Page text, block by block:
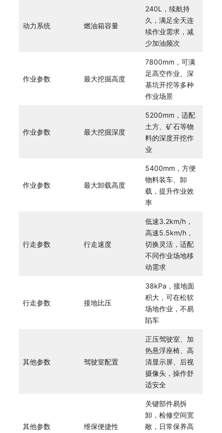
动力系统 燃油箱容量
240L，续航持
久，满足全天连
续作业需求，减
少加油频次
作业参数 最大挖掘高度
7800mm，可满
足高空作业、深
基坑开挖等多种
作业场景
作业参数 最大挖掘深度
5200mm，适配
土方、矿石等物
料的深度开挖作
业
作业参数 最大卸载高度
5400mm，方便
物料装车、卸
载，提升作业效
率
行走参数 行走速度
低速3.2km/h，
高速5.5km/h，
切换灵活，适配
不同作业场地移
动需求
行走参数 接地比压
38kPa，接地面
积大，可在松软
场地作业，不易
陷车
其他参数 驾驶室配置
正压驾驶室、加
热悬浮座椅、高
清显示屏、后视
摄像头，操作舒
适安全
其他参数 维保便捷性
关键部件易拆
卸，检修空间宽
敞，日常保养高